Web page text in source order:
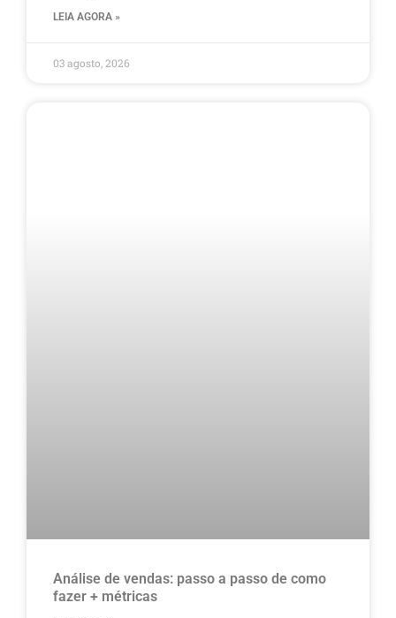
LEIA AGORA »
03 agosto, 2026
Análise de vendas: passo a passo de como
fazer + métricas